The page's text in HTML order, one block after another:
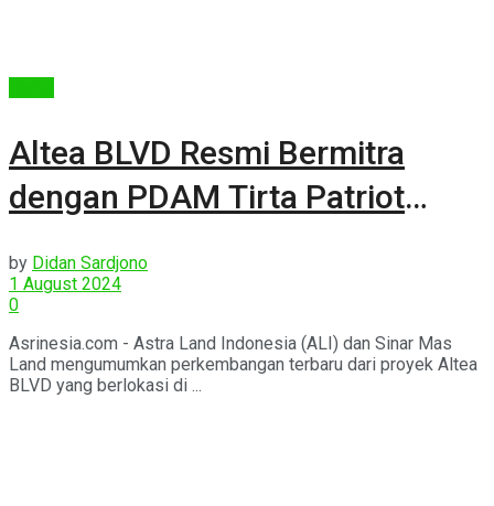
Altea BLVD Resmi Bermitra
dengan PDAM Tirta Patriot
by Didan Sardjono
1 August 2024
0
Asrinesia.com - Astra Land Indonesia (ALI) dan Sinar Mas
Land mengumumkan perkembangan terbaru dari proyek Altea
BLVD yang berlokasi di ...